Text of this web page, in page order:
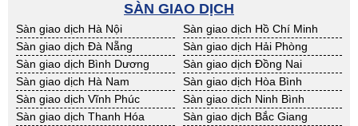
BĐS khác Ninh Thuận
BĐS khác Phú Yên
BĐS khác Quảng Bình
BĐS khác Quảng Nam
BĐS khác Quảng Ngãi
BĐS khác Bà Rịa - VT
BĐS khác Cần Thơ
BĐS khác An Giang
BĐS khác Bạc Liêu
BĐS khác Bến Tre
BĐS khác Bình Phước
BĐS khác Cà Mau
BĐS khác Đồng Tháp
BĐS khác Hậu Giang
SÀN GIAO DỊCH
Sàn giao dịch Hà Nội
Sàn giao dịch Hồ Chí Minh
Sàn giao dịch Đà Nẵng
Sàn giao dịch Hải Phòng
Sàn giao dịch Bình Dương
Sàn giao dịch Đồng Nai
Sàn giao dịch Hà Nam
Sàn giao dịch Hòa Bình
Sàn giao dịch Vĩnh Phúc
Sàn giao dịch Ninh Bình
Sàn giao dịch Thanh Hóa
Sàn giao dịch Bắc Giang